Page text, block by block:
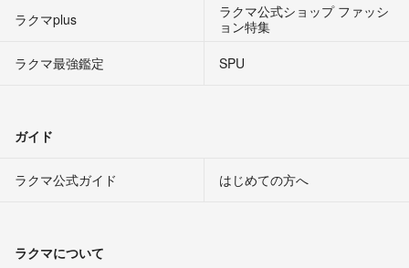
ラクマplus
ラクマ公式ショップ ファッシ
ョン特集
ラクマ最強鑑定
SPU
ガイド
ラクマ公式ガイド はじめての方へ
ラクマについて